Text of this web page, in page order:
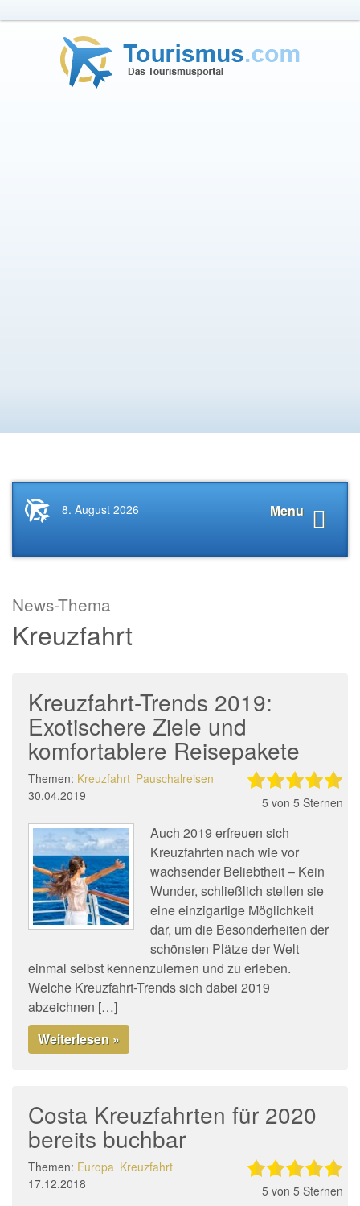
Startseite
News.Tourismus.com
Menu
8. August 2026
News-Thema
Kreuzfahrt
Kreuzfahrt-Trends 2019:
Exotischere Ziele und
komfortablere Reisepakete
Themen: Kreuzfahrt Pauschalreisen
30.04.2019
5 von 5 Sternen
Auch 2019 erfreuen sich
Kreuzfahrten nach wie vor
wachsender Beliebtheit – Kein
Wunder, schließlich stellen sie
eine einzigartige Möglichkeit
dar, um die Besonderheiten der
schönsten Plätze der Welt
einmal selbst kennenzulernen und zu erleben.
Welche Kreuzfahrt-Trends sich dabei 2019
abzeichnen […]
Weiterlesen »
Costa Kreuzfahrten für 2020
bereits buchbar
Themen: Europa Kreuzfahrt
17.12.2018
5 von 5 Sternen